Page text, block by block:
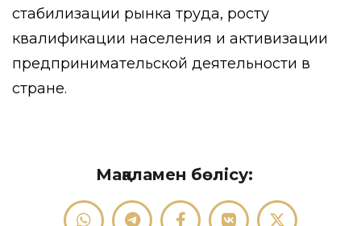
стабилизации рынка труда, росту
квалификации населения и активизации
предпринимательской деятельности в
стране.
Мақаламен бөлісу: